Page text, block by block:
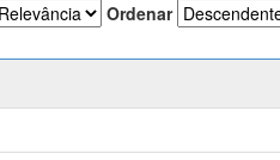
Ordenar